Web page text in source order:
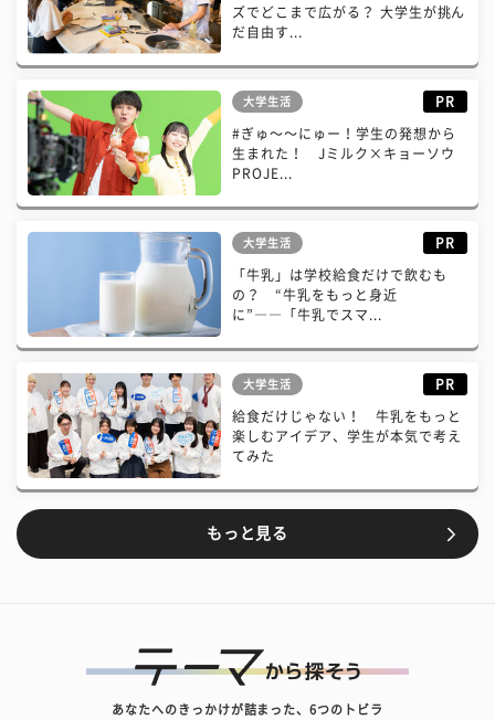
ズでどこまで広がる？ 大学生が挑ん
だ自由す...
大学生活 PR
#ぎゅ〜〜にゅー！学生の発想から
生まれた！ Jミルク×キョーソウ
PROJE...
大学生活 PR
「牛乳」は学校給食だけで飲むも
の？ “牛乳をもっと身近
に”――「牛乳でスマ...
大学生活 PR
給食だけじゃない！ 牛乳をもっと
楽しむアイデア、学生が本気で考え
てみた
もっと見る
あなたへのきっかけが詰まった、6つのトビラ